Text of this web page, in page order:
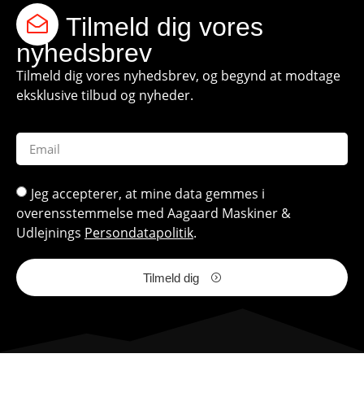
Tilmeld dig vores
nyhedsbrev
Tilmeld dig vores nyhedsbrev, og begynd at modtage
eksklusive tilbud og nyheder.
Jeg accepterer, at mine data gemmes i
overensstemmelse med Aagaard Maskiner &
Udlejnings Persondatapolitik.
Tilmeld dig